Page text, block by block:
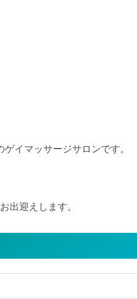
イマッサージサロンです。
出迎えします。